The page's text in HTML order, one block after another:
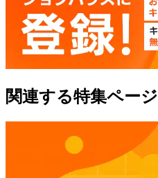
関連する特集ページ